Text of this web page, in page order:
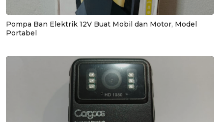
Pompa Ban Elektrik 12V Buat Mobil dan Motor, Model
Portabel